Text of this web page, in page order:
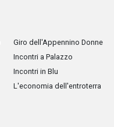
Giro dell'Appennino Donne
Incontri a Palazzo
Incontri in Blu
L'economia dell'entroterra